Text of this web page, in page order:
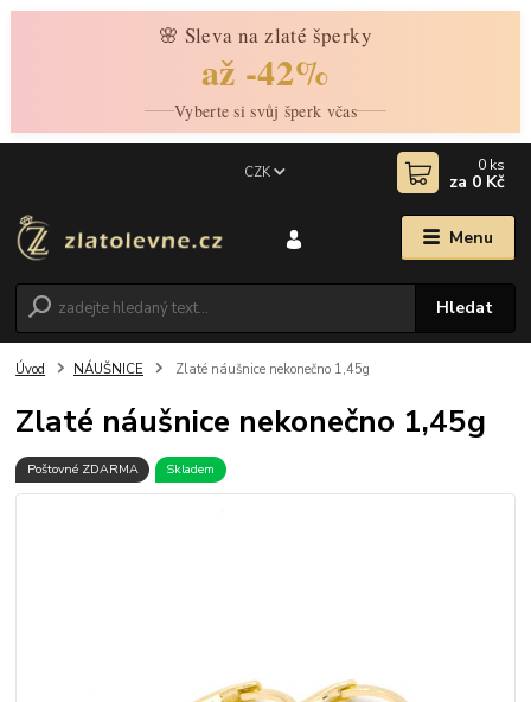
🌸 Sleva na zlaté šperky
až -42%
Vyberte si svůj šperk včas
Menu
CZK
Hledat
0 ks
za 0 Kč
Úvod NÁUŠNICE Zlaté náušnice nekonečno 1,45g
Zlaté náušnice nekonečno 1,45g
Poštovné ZDARMA Skladem